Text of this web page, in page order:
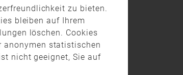
zu bieten.
bleiben auf Ihrem
löschen. Cookies
anonymen statistischen
nicht geeignet, Sie auf